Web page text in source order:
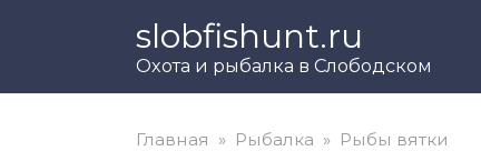
slobfishunt.ru
Охота и рыбалка в Слободском
Главная » Рыбалка » Рыбы вятки